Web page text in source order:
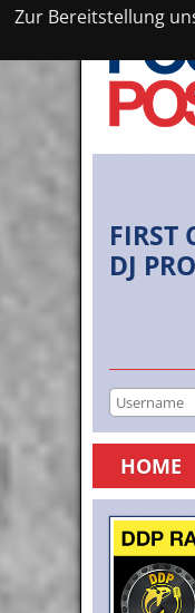
Zur Bereitstellung
FIRST
DJ
HOME